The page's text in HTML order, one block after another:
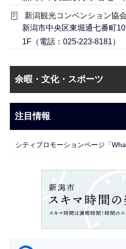
新潟観光コンベンション協会
新潟市中央区東堀通七番町
1F（電話：025-223-8181）
文
こ
ま
で
ビ
ー
余暇・文化・スポーツ
注目情報
シティプロモーションページ「